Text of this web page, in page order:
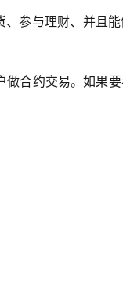
、参与理财、并且
做合约交易。如果